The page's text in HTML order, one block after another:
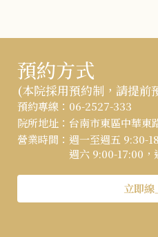
預約方式
(本院採用預約制，請提前
:::
預約專線： 06-2527-333
院所地址： 台南市東區中華東
營業時間： 週一至週五 9:30-
週六 9:00-17:00，
立即線